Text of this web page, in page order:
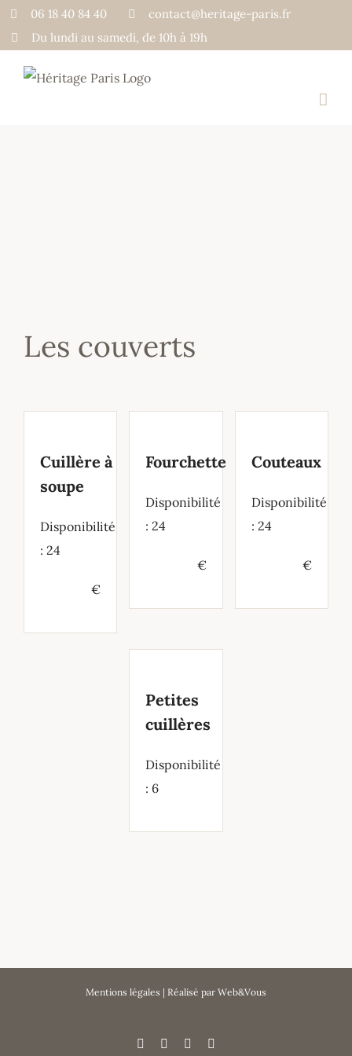
Passer
au
06 18 40 84 40
contact@heritage-paris.fr
Du lundi au samedi, de 10h à 19h
Les couverts
Cuillère à
soupe
Disponibilité
: 24
€
Fourchette
Disponibilité
: 24
€
Couteaux
Disponibilité
: 24
€
Petites
cuillères
Disponibilité
: 6
Mentions légales | Réalisé par Web&Vous
Facebook Instagram